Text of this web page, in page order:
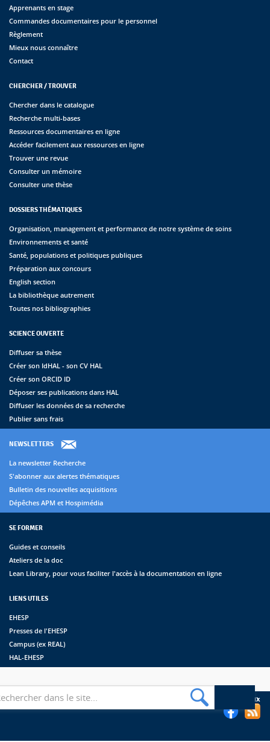
Apprenants en stage
Commandes documentaires pour le personnel
Règlement
Mieux nous connaître
Contact
CHERCHER / TROUVER
Chercher dans le catalogue
Recherche multi-bases
Ressources documentaires en ligne
Accéder facilement aux ressources en ligne
Trouver une revue
Consulter un mémoire
Consulter une thèse
DOSSIERS THÉMATIQUES
Organisation, management et performance de notre système de soins
Environnements et santé
Santé, populations et politiques publiques
Préparation aux concours
English section
La bibliothèque autrement
Toutes nos bibliographies
SCIENCE OUVERTE
Diffuser sa thèse
Créer son IdHAL - son CV HAL
Créer son ORCID ID
Déposer ses publications dans HAL
Diffuser les données de sa recherche
Publier sans frais
NEWSLETTERS
La newsletter Recherche
S'abonner aux alertes thématiques
Bulletin des nouvelles acquisitions
Dépêches APM et Hospimédia
SE FORMER
Guides et conseils
Ateliers de la doc
Lean Library, pour vous faciliter l'accès à la documentation en ligne
LIENS UTILES
EHESP
Presses de l'EHESP
Campus (ex REAL)
HAL-EHESP
Suivez les bibliothèques de l'EHESP sur les réseaux sociaux